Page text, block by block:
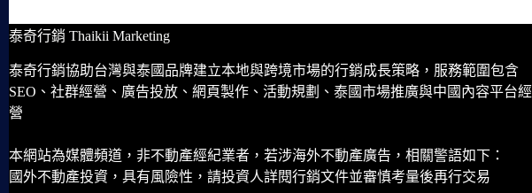
泰奇行銷 Thaikii Marketing
泰奇行銷協助台灣與泰國品牌建立本地與跨境市場的行銷成長策略，服務範圍包含
SEO、社群經營、廣告投放、網頁製作、活動規劃、泰國市場推廣與中國內容平台經
營
本網站為媒體頻道，非不動產經紀業者，若涉海外不動產廣告，相關警語如下：
國外不動產投資，具有風險性，請投資人詳閱行銷文件並審慎考量後再行交易